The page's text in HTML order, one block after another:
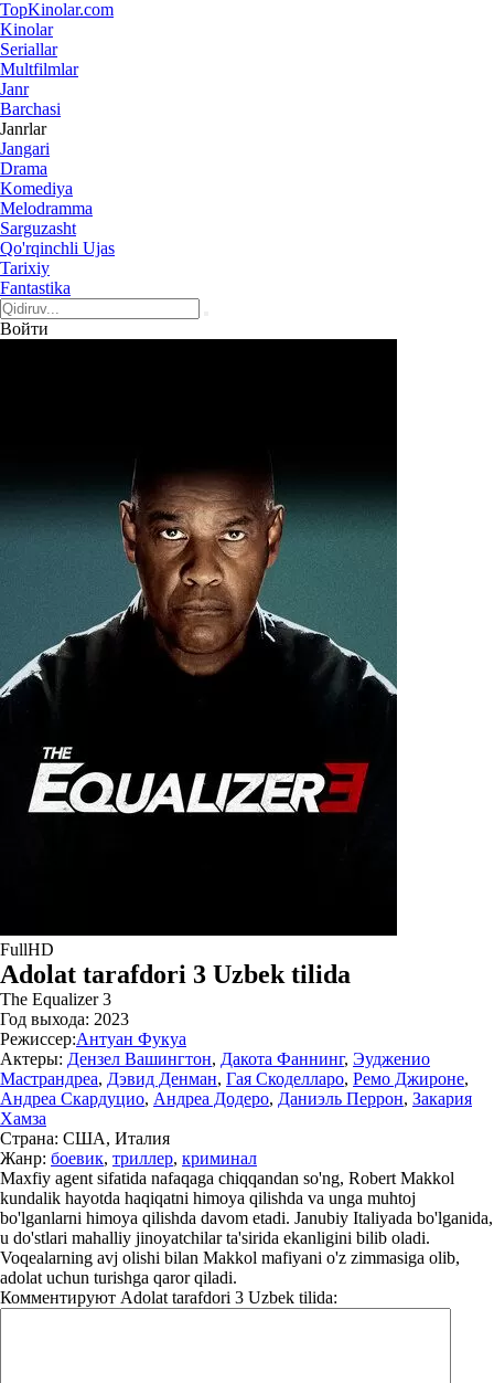
TopKinolar.com
Kinolar
Seriallar
Multfilmlar
Janr
Barchasi
Janrlar
Jangari
Drama
Komediya
Melodramma
Sarguzasht
Qo'rqinchli Ujas
Tarixiy
Fantastika
Войти
FullHD
Adolat tarafdori 3 Uzbek tilida
The Equalizer 3
Год выхода: 2023
Режиссер:Антуан Фукуа
Актеры: Дензел Вашингтон, Дакота Фаннинг, Эудженио
Мастрандреа, Дэвид Денман, Гая Скоделларо, Ремо Джироне,
Андреа Скардуцио, Андреа Додеро, Даниэль Перрон, Закария
Хамза
Страна: США, Италия
Жанр: боевик, триллер, криминал
Maxfiy agent sifatida nafaqaga chiqqandan so'ng, Robert Makkol
kundalik hayotda haqiqatni himoya qilishda va unga muhtoj
bo'lganlarni himoya qilishda davom etadi. Janubiy Italiyada bo'lganida,
u do'stlari mahalliy jinoyatchilar ta'sirida ekanligini bilib oladi.
Voqealarning avj olishi bilan Makkol mafiyani o'z zimmasiga olib,
adolat uchun turishga qaror qiladi.
Комментируют Adolat tarafdori 3 Uzbek tilida: